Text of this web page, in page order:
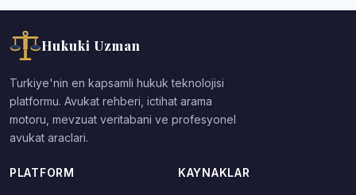
Hukuki Uzman
Turkiye'nin en kapsamli hukuk teknolojisi
platformu. Avukat rehberi, ictihat arama
motoru, mevzuat veritabani ve profesyonel
avukat araclari.
PLATFORM KAYNAKLAR